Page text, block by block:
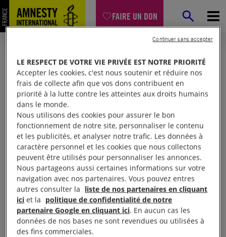
FAIRE UN DON
Mon espace
Connexion
Votre adresse email (obligatoire)
LE RESPECT DE VOTRE VIE PRIVÉE EST NOTRE PRIORITÉ
Accepter les cookies, c'est nous soutenir et réduire nos
frais de collecte afin que vos dons contribuent en
priorité à la lutte contre les atteintes aux droits humains
dans le monde.
Nous utilisons des cookies pour assurer le bon
fonctionnement de notre site, personnaliser le contenu
et les publicités, et analyser notre trafic. Les données à
caractère personnel et les cookies que nous collectons
peuvent être utilisés pour personnaliser les annonces.
Nous partageons aussi certaines informations sur votre
navigation avec nos partenaires. Vous pouvez entres
autres consulter la liste de nos partenaires en cliquant
ici et la politique de confidentialité de notre
partenaire Google en cliquant ici. En aucun cas les
données de nos bases ne sont revendues ou utilisées à
des fins commerciales.
Continuer sans accepter